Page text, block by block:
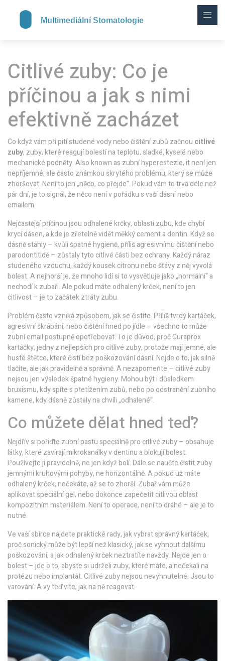
Citlivé zuby: Co je
příčinou a jak s nimi
efektivně zacházet
Co když vám při pití studené vody nebo čištění zubů začnou citlivé
zuby, zuby, které reagují bolestí na teplotu, sladké, kyselé nebo
mechanické podněty. Also known as zubní hyperestezie, itnení jen
nepříjemné, ale často známkou skrytého problému, který se může
zhoršovat.Není to jen „něco, co přejde“. Pokud vám to trvá déle než
pár dní, je to signál, že něco není v pořádku s vaší dásní nebo
emailem.
Nejčastější příčinou jsou odhalené krčky, oblasti zubu, kde chybí
krycí dásen, a kde je zřetelně vidět měkký cement a dentin.Když se
dásně stáhly – kvůli špatné hygieně, příliš agresivnímu čištění nebo
parodontitidě – zůstaly tyto citlivé části bez ochrany. Každý náraz
studeného vzduchu, každý kousek citronu nebo šťávy z něj vyvolá
bolest. A nejhorší je, že mnoho lidí si to vysvětluje jako „normální“ a
nechodí k zubaři. Ale pokud máte odhalený krček, není to jen
citlivost – je to začátek ztráty zubu.
Problém často vzniká způsobem, jak se čistíte. Příliš tvrdý kartáček,
agresivní škrábání, nebo čištění hned po jídle – všechno to může
zubní email postupně opotřebovat. To je důvod, pročCuraprox
kartáčky,jedny z nejlepších pro citlivé zuby, protože mají jemné, ale
husté štětce, které čistí bez poškozování dásní.Nejde o to, jak silně
tlačíte, ale jak pravidelně a správně. A nezapomeňte – citlivé zuby
nejsou jen výsledek špatné hygieny. Mohou být i důsledkem
bruxismu, kdy spíte s přetížením zubů, nebo po odstranění zubního
kamene, kdy dásně zůstaly na chvíli „odhalené“.
Co můžete dělat hned teď?
Nejdřív si pořiďte zubní pastu speciálně pro citlivé zuby – obsahuje
látky, které zavírají mikrokanálky v dentinu a blokují bolest.
Používejte ji pravidelně, ne jen když bolí. Dále se naučte čistit zuby
jemnými kruhovými pohyby, ne horizontálně. A pokud už máte
odhalený krček, nečekáte, až se to zhorší. Zubař vám může
aplikovat speciální gel, nebo dokonce zapečetit citlivou oblast
kompozitním materiálem. Není to operace, není to drahé – ale je to
nutné.
Ve vaší sbírce najdete praktické rady, jak vybrat správný kartáček,
proč sonický může být lepší než klasický, jak se vyhnout dalšímu
poškozování, a jak odhalený krček neztratíte navždy. Nejde jen o
bolest – jde o to, abyste si udrželi zuby, které máte, a nečekali na
protézu nebo implantát. Citlivé zuby nejsou nevyhnutelné. Jsou to
varování. A vy teď víte, jak na ně reagovat.